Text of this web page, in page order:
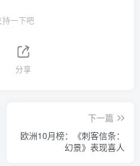
一下吧
分享
下一篇
欧洲10月榜：《刺客信条：
幻景》表现喜人